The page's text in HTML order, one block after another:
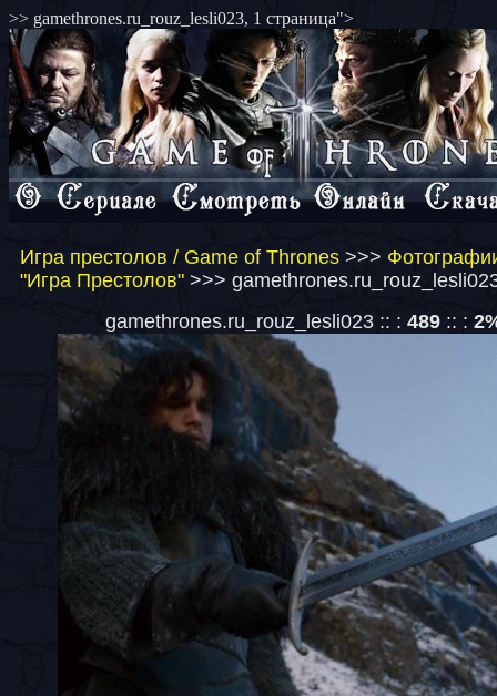
>> gamethrones.ru_rouz_lesli023, 1 страница">
Игра престолов / Game of Thrones >>>
"Игра Престолов" >>>
gamethrones.ru_rouz_lesli023 :: : 489:: :